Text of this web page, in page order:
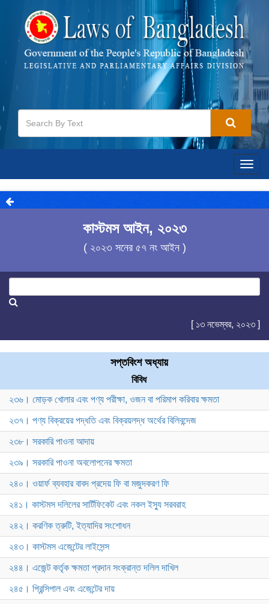
কাস্টমস আইন, ২০২৩
( ২০২৩ সনের ৫৭ নং আইন )
[ ১৩ নভেম্বর, ২০২৩ ]
সপ্তবিংশ অধ্যায়
বিবিধ
২৩৬। মোড়ক খোলার এবং পণ্য পরীক্ষা, ওজন বা পরিমাপ করিবার ক্ষমতা
২৩৭। পণ্য বিক্রয়ের পদ্ধতি এবং বিক্রয়লদ্ধ অর্থের বিলিবন্দেজ
২৩৮। সরকারি পাওনা আদায়
২৩৯। সরকারি পাওনা অবলোপনের ক্ষমতা
২৪০। ওয়ার্ফ ব্যবহার বাবদ প্রদেয় ফি বা মজুদকরণ ফি
২৪১। কাস্টমস দলিলের সার্টিফিকেট এবং নকল ইস্যু সরবরাহ
২৪২। করণিক ত্রুটি, ইত্যাদির সংশোধন
২৪৩। কাস্টমস এজেন্টের লাইসেন্স
২৪৪। এজেন্ট কর্তৃক ক্ষমতা প্রদান সংক্রান্ত দলিল দাখিল
২৪৫। প্রিন্সিপাল এবং এজেন্টের দায়